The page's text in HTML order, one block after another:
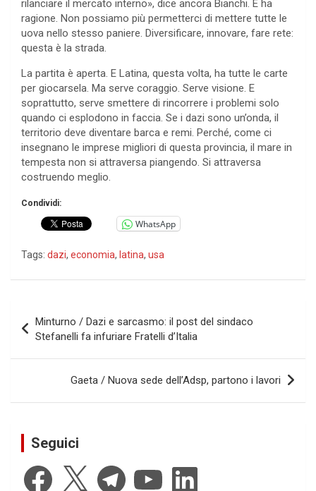
rilanciare il mercato interno», dice ancora Bianchi. E ha
ragione. Non possiamo più permetterci di mettere tutte le
uova nello stesso paniere. Diversificare, innovare, fare rete:
questa è la strada.
La partita è aperta. E Latina, questa volta, ha tutte le carte
per giocarsela. Ma serve coraggio. Serve visione. E
soprattutto, serve smettere di rincorrere i problemi solo
quando ci esplodono in faccia. Se i dazi sono un’onda, il
territorio deve diventare barca e remi. Perché, come ci
insegnano le imprese migliori di questa provincia, il mare in
tempesta non si attraversa piangendo. Si attraversa
costruendo meglio.
Condividi:
WhatsApp
Tags: dazi, economia, latina, usa
articoli
Minturno / Dazi e sarcasmo: il post del sindaco
Stefanelli fa infuriare Fratelli d’Italia
Gaeta / Nuova sede dell’Adsp, partono i lavori
Seguici
Facebook Telegram YouTube LinkedIn